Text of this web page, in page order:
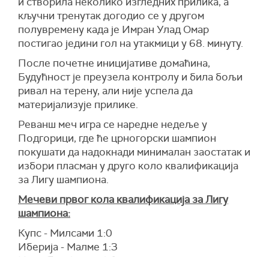
кључни тренутак догодио се у другом
полувремену када је Имран Улад Омар
постигао једини гол на утакмици у 68. минуту.
После почетне иницијативе домаћина,
Будућност је преузела контролу и била бољи
ривал на терену, али није успела да
материјализује прилике.
Реванш меч игра се наредне недеље у
Подгорици, где ће црногорски шампион
покушати да надокнади минималан заостатак и
избори пласман у друго коло квалификација
за Лигу шампиона.
Мечеви првог кола квалификација за Лигу
шампиона:
Купс - Милсами 1:0
Иберија - Малме 1:3